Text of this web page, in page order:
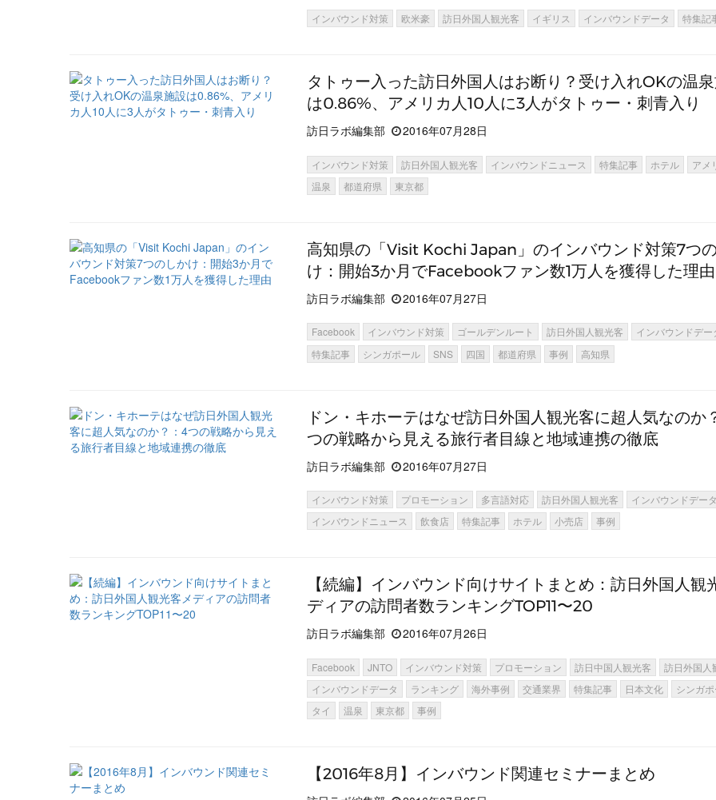
インバウンド対策 欧米豪 訪日外国人観光客 イギリス インバウンドデータ 特集記
タトゥー入った訪日外国人はお断り？受け入れOKの温
は0.86%、アメリカ人10人に3人がタトゥー・刺青入り
訪日ラボ編集部 2016年07月28日
インバウンド対策 訪日外国人観光客 インバウンドニュース 特集記事 ホテル
アメ
温泉
都道府県 東京都
高知県の「Visit Kochi Japan」のインバウンド対策7つ
け：開始3か月でFacebookファン数1万人を獲得した理由
訪日ラボ編集部 2016年07月27日
Facebook インバウンド対策 ゴールデンルート 訪日外国人観光客
インバウンドデー
特集記事
シンガポール SNS 四国 都道府県 事例 高知県
ドン・キホーテはなぜ訪日外国人観光客に超人気なのか
つの戦略から見える旅行者目線と地域連携の徹底
訪日ラボ編集部 2016年07月27日
インバウンド対策 プロモーション 多言語対応 訪日外国人観光客
インバウンドデータ
インバウンドニュース
飲食店 特集記事 ホテル 小売店 事例
【続編】インバウンド向けサイトまとめ：訪日外国人観
ディアの訪問者数ランキングTOP11〜20
訪日ラボ編集部 2016年07月26日
Facebook JNTO インバウンド対策 プロモーション 訪日中国人観光客
訪日外国人
インバウンドデータ
ランキング 海外事例 交通業界 特集記事 日本文化
シンガ
タイ
温泉 東京都 事例
【2016年8月】インバウンド関連セミナーまとめ